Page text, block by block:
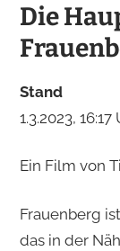
Die
Stand
1.3.2023, 16:17
Ein Film von
Frauenberg
das in der